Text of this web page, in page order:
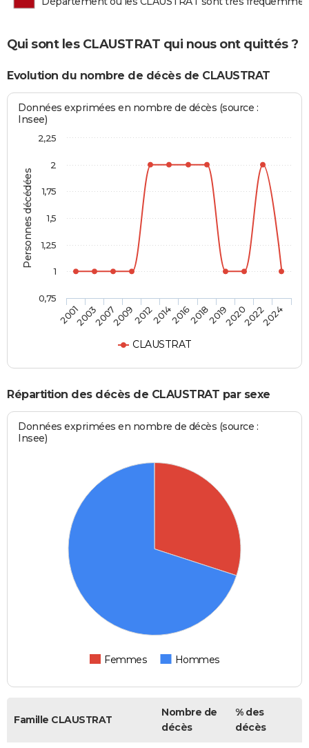
Qui sont les CLAUSTRAT qui nous ont quittés ?
Evolution du nombre de décès de CLAUSTRAT
Personnes décédées
Données exprimées en nombre de décès (source :
Insee)
CLAUSTRAT
200120032007200920122014201620182019202020222024
0,75
1
1,25
1,5
1,75
2
2,25
Répartition des décès de CLAUSTRAT par sexe
Données exprimées en nombre de décès (source :
Insee)
Femmes Hommes
Famille CLAUSTRAT
Nombre de
décès
% des
décès